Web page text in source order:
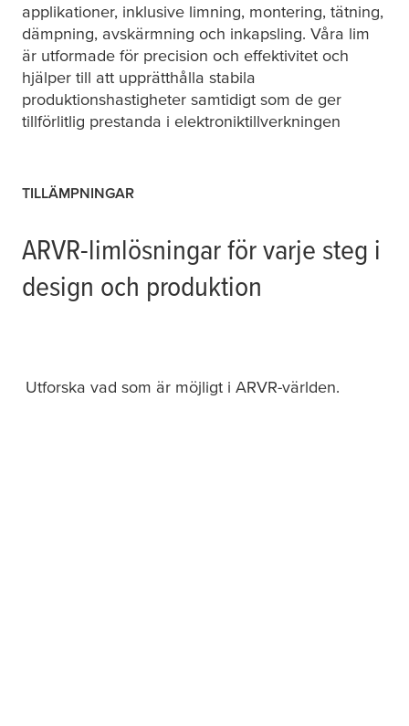
applikationer, inklusive limning, montering, tätning,
dämpning, avskärmning och inkapsling. Våra lim
är utformade för precision och effektivitet och
hjälper till att upprätthålla stabila
produktionshastigheter samtidigt som de ger
tillförlitlig prestanda i elektroniktillverkningen
TILLÄMPNINGAR
ARVR-limlösningar för varje steg i
design och produktion
Utforska vad som är möjligt i ARVR-världen.